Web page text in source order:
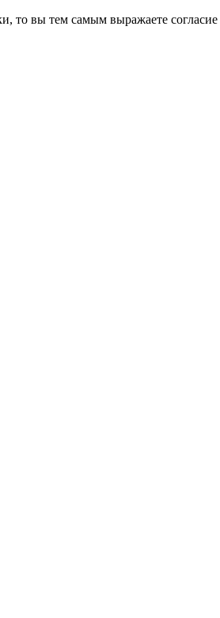
то вы тем самым выражаете